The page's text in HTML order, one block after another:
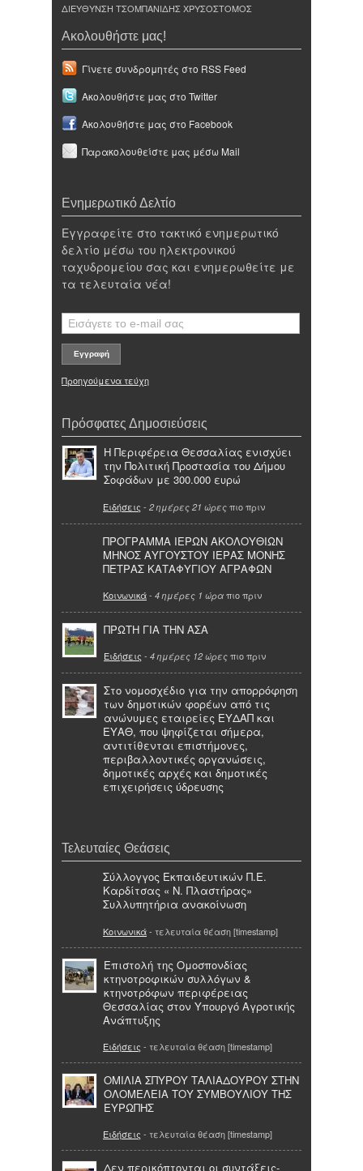
ΔΙΕΥΘΥΝΣΗ ΤΣΟΜΠΑΝΙΔΗΣ ΧΡΥΣΟΣΤΟΜΟΣ
Ακολουθήστε μας!
Γίνετε συνδρομητές στο RSS Feed
Ακολουθήστε μας στο Twitter
Ακολουθήστε μας στο Facebook
Παρακολουθείστε μας μέσω Mail
Ενημερωτικό Δελτίο
Εγγραφείτε στο τακτικό ενημερωτικό
δελτίο μέσω του ηλεκτρονικού
ταχυδρομείου σας και ενημερωθείτε με
τα τελευταία νέα!
Προηγούμενα τεύχη
Πρόσφατες Δημοσιεύσεις
Η Περιφέρεια Θεσσαλίας ενισχύει
την Πολιτική Προστασία του Δήμου
Σοφάδων με 300.000 ευρώ
Ειδήσεις - 2 ημέρες 21 ώρες πιο πριν
ΠΡΟΓΡΑΜΜΑ ΙΕΡΩΝ ΑΚΟΛΟΥΘΙΩΝ
ΜΗΝΟΣ ΑΥΓΟΥΣΤΟΥ ΙΕΡΑΣ ΜΟΝΗΣ
ΠΕΤΡΑΣ ΚΑΤΑΦΥΓΙΟΥ ΑΓΡΑΦΩΝ
Κοινωνικά- 4 ημέρες 1 ώρα πιο πριν
ΠΡΩΤΗ ΓΙΑ ΤΗΝ ΑΣΑ
Ειδήσεις - 4 ημέρες 12 ώρες πιο πριν
Στο νομοσχέδιο για την απορρόφηση
των δημοτικών φορέων από τις
ανώνυμες εταιρείες ΕΥΔΑΠ και
ΕΥΑΘ, που ψηφίζεται σήμερα,
αντιτίθενται επιστήμονες,
περιβαλλοντικές οργανώσεις,
δημοτικές αρχές και δημοτικές
επιχειρήσεις ύδρευσης
Τελευταίες Θεάσεις
Σύλλoγγος Εκπαιδευτικών Π.Ε.
Καρδίτσας « Ν. Πλαστήρας»
Συλλυπητήρια ανακοίνωση
Κοινωνικά- τελευταία θέαση [timestamp]
Επιστολή της Ομοσπονδίας
κτηνοτροφικών συλλόγων &
κτηνοτρόφων περιφέρειας
Θεσσαλίας στον Υπουργό Αγροτικής
Ανάπτυξης
Ειδήσεις - τελευταία θέαση [timestamp]
ΟΜΙΛΙΑ ΣΠΥΡΟΥ ΤΑΛΙΑΔΟΥΡΟΥ ΣΤΗΝ
ΟΛΟΜΕΛΕΙΑ ΤΟΥ ΣΥΜΒΟΥΛΙΟΥ ΤΗΣ
ΕΥΡΩΠΗΣ
Ειδήσεις - τελευταία θέαση [timestamp]
Δεν περικόπτονται οι συντάξεις-